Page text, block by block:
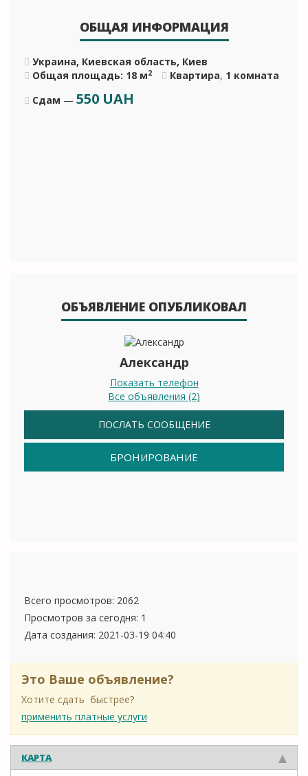
ОБЩАЯ ИНФОРМАЦИЯ
Украина, Киевская область, Киев
Общая площадь: 18 м2 Квартира, 1 комната
Сдам — 550 UAH
ОБЪЯВЛЕНИЕ ОПУБЛИКОВАЛ
Александр
Показать телефон
Все объявления (2)
ПОСЛАТЬ СООБЩЕНИЕ
БРОНИРОВАНИЕ
Всего просмотров: 2062
Просмотров за сегодня: 1
Дата создания: 2021-03-19 04:40
Это Ваше объявление?
Хотите сдать быстрее?
применить платные услуги
КАРТА